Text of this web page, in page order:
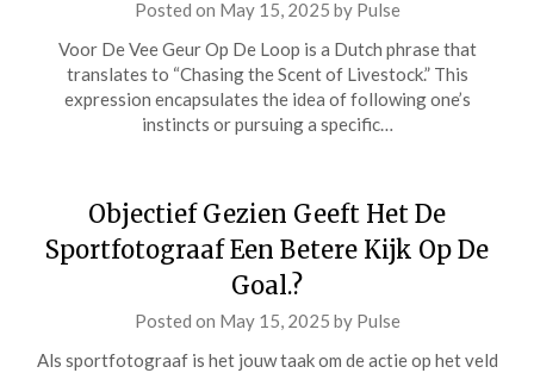
Posted on May 15, 2025 by Pulse
Voor De Vee Geur Op De Loop is a Dutch phrase that
translates to “Chasing the Scent of Livestock.” This
expression encapsulates the idea of following one’s
instincts or pursuing a specific…
Objectief Gezien Geeft Het De
Sportfotograaf Een Betere Kijk Op De
Goal.?
Posted on May 15, 2025 by Pulse
Als sportfotograaf is het jouw taak om de actie op het veld